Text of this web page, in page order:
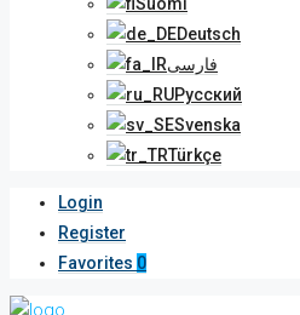
Deutsch
فارسی
Русский
Svenska
Türkçe
Login
Register
Favorites 0